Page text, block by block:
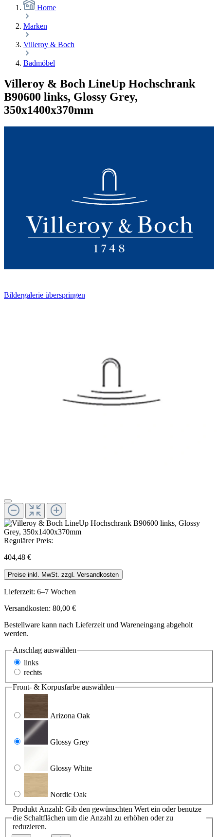
Home
Marken
Villeroy & Boch
Badmöbel
Villeroy & Boch LineUp Hochschrank
B90600 links, Glossy Grey,
350x1400x370mm
Bildergalerie überspringen
Regulärer Preis:
404,48 €
Preise inkl. MwSt. zzgl. Versandkosten
Lieferzeit: 6–7 Wochen
Versandkosten: 80,00 €
Bestellware kann nach Lieferzeit und Wareneingang abgeholt
werden.
Anschlag auswählen
links
rechts
Front- & Korpusfarbe auswählen
Arizona Oak
Glossy Grey
Glossy White
Nordic Oak
Produkt Anzahl: Gib den gewünschten Wert ein oder benutze
die Schaltflächen um die Anzahl zu erhöhen oder zu
reduzieren.